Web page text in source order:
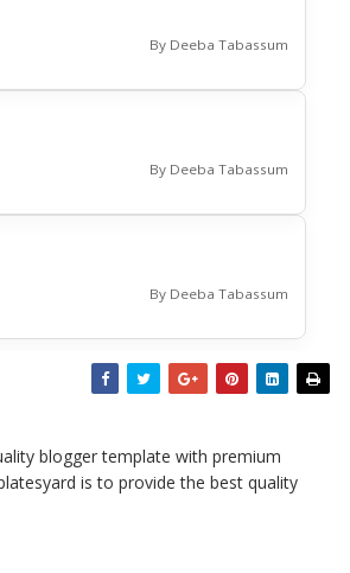
By Deeba Tabassum
By Deeba Tabassum
By Deeba Tabassum
blogger template with premium
is to provide the best quality